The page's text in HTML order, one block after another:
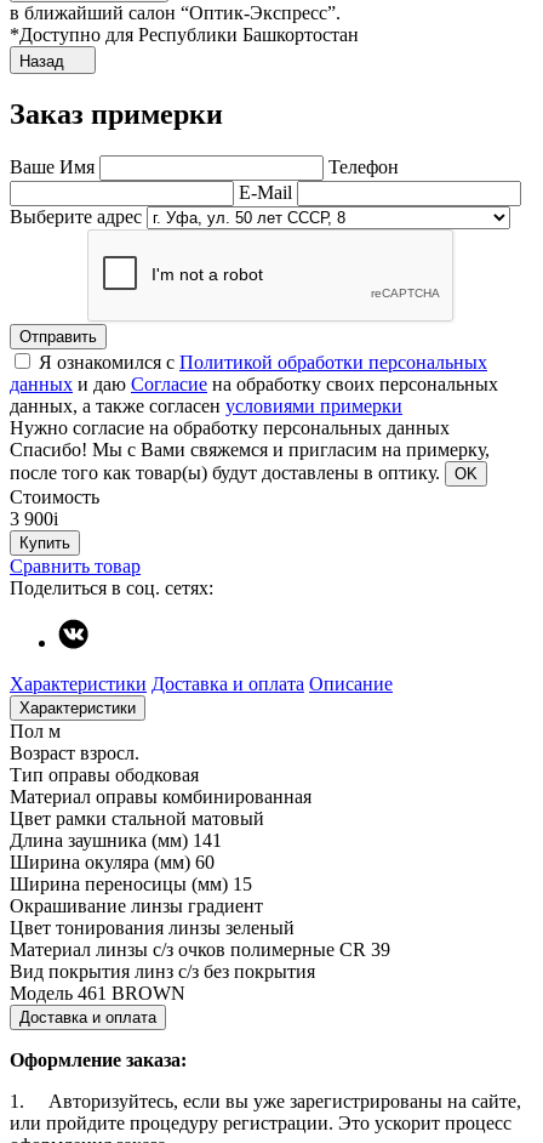
в ближайший салон “Оптик-Экспресс”.
*Доступно для Республики Башкортостан
Назад
Заказ примерки
Ваше Имя
Телефон
E-Mail
Выберите адрес
Отправить
Я ознакомился с Политикой обработки персональных
данных и даю Согласие на обработку своих персональных
данных, а также согласен условиями примерки
Нужно согласие на обработку персональных данных
Спасибо! Мы с Вами свяжемся и пригласим на примерку,
после того как товар(ы) будут доставлены в оптику.
OK
Стоимость
3 900i
Купить
Сравнить товар
Поделиться в соц. сетях:
Характеристики Доставка и оплата Описание
Характеристики
Пол м
Возраст взросл.
Тип оправы ободковая
Материал оправы комбинированная
Цвет рамки стальной матовый
Длина заушника (мм) 141
Ширина окуляра (мм) 60
Ширина переносицы (мм) 15
Окрашивание линзы градиент
Цвет тонирования линзы зеленый
Материал линзы с/з очков полимерные CR 39
Вид покрытия линз с/з без покрытия
Модель 461 BROWN
Доставка и оплата
Оформление заказа:
1. Авторизуйтесь, если вы уже зарегистрированы на сайте,
или пройдите процедуру регистрации. Это ускорит процесс